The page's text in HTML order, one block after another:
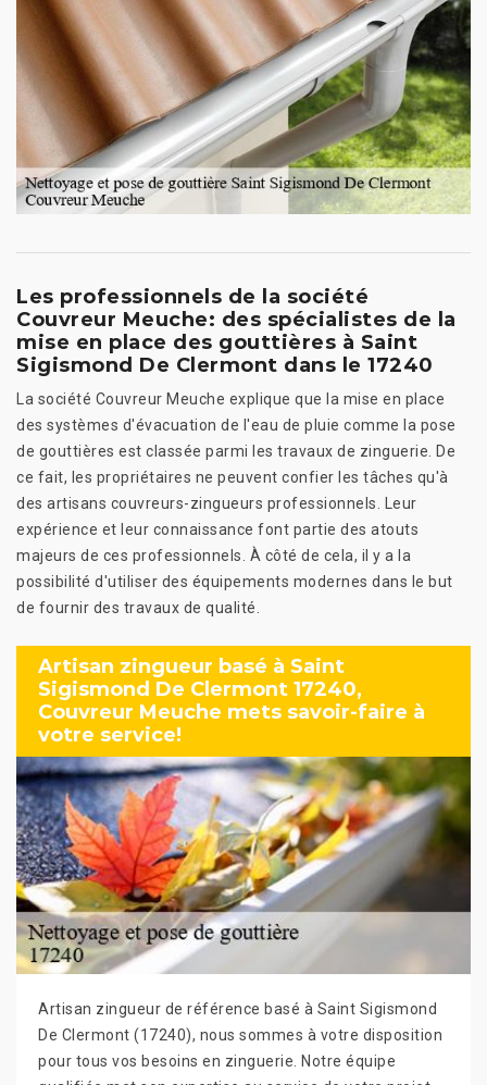
Les professionnels de la société
Couvreur Meuche: des spécialistes de la
mise en place des gouttières à Saint
Sigismond De Clermont dans le 17240
La société Couvreur Meuche explique que la mise en place
des systèmes d'évacuation de l'eau de pluie comme la pose
de gouttières est classée parmi les travaux de zinguerie. De
ce fait, les propriétaires ne peuvent confier les tâches qu'à
des artisans couvreurs-zingueurs professionnels. Leur
expérience et leur connaissance font partie des atouts
majeurs de ces professionnels. À côté de cela, il y a la
possibilité d'utiliser des équipements modernes dans le but
de fournir des travaux de qualité.
Artisan zingueur basé à Saint
Sigismond De Clermont 17240,
Couvreur Meuche mets savoir-faire à
votre service!
Artisan zingueur de référence basé à Saint Sigismond
De Clermont (17240), nous sommes à votre disposition
pour tous vos besoins en zinguerie. Notre équipe